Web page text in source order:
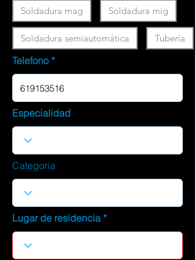
Soldadura mag Soldadura mig
Soldadura semiautomática Tubería
Telefono
Especialidad
Categoria
Lugar de residencia